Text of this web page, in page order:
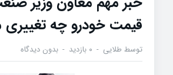
قیمت خودرو چه تغییری
توسط طلایی ۰ بازدید بدون دیدگاه